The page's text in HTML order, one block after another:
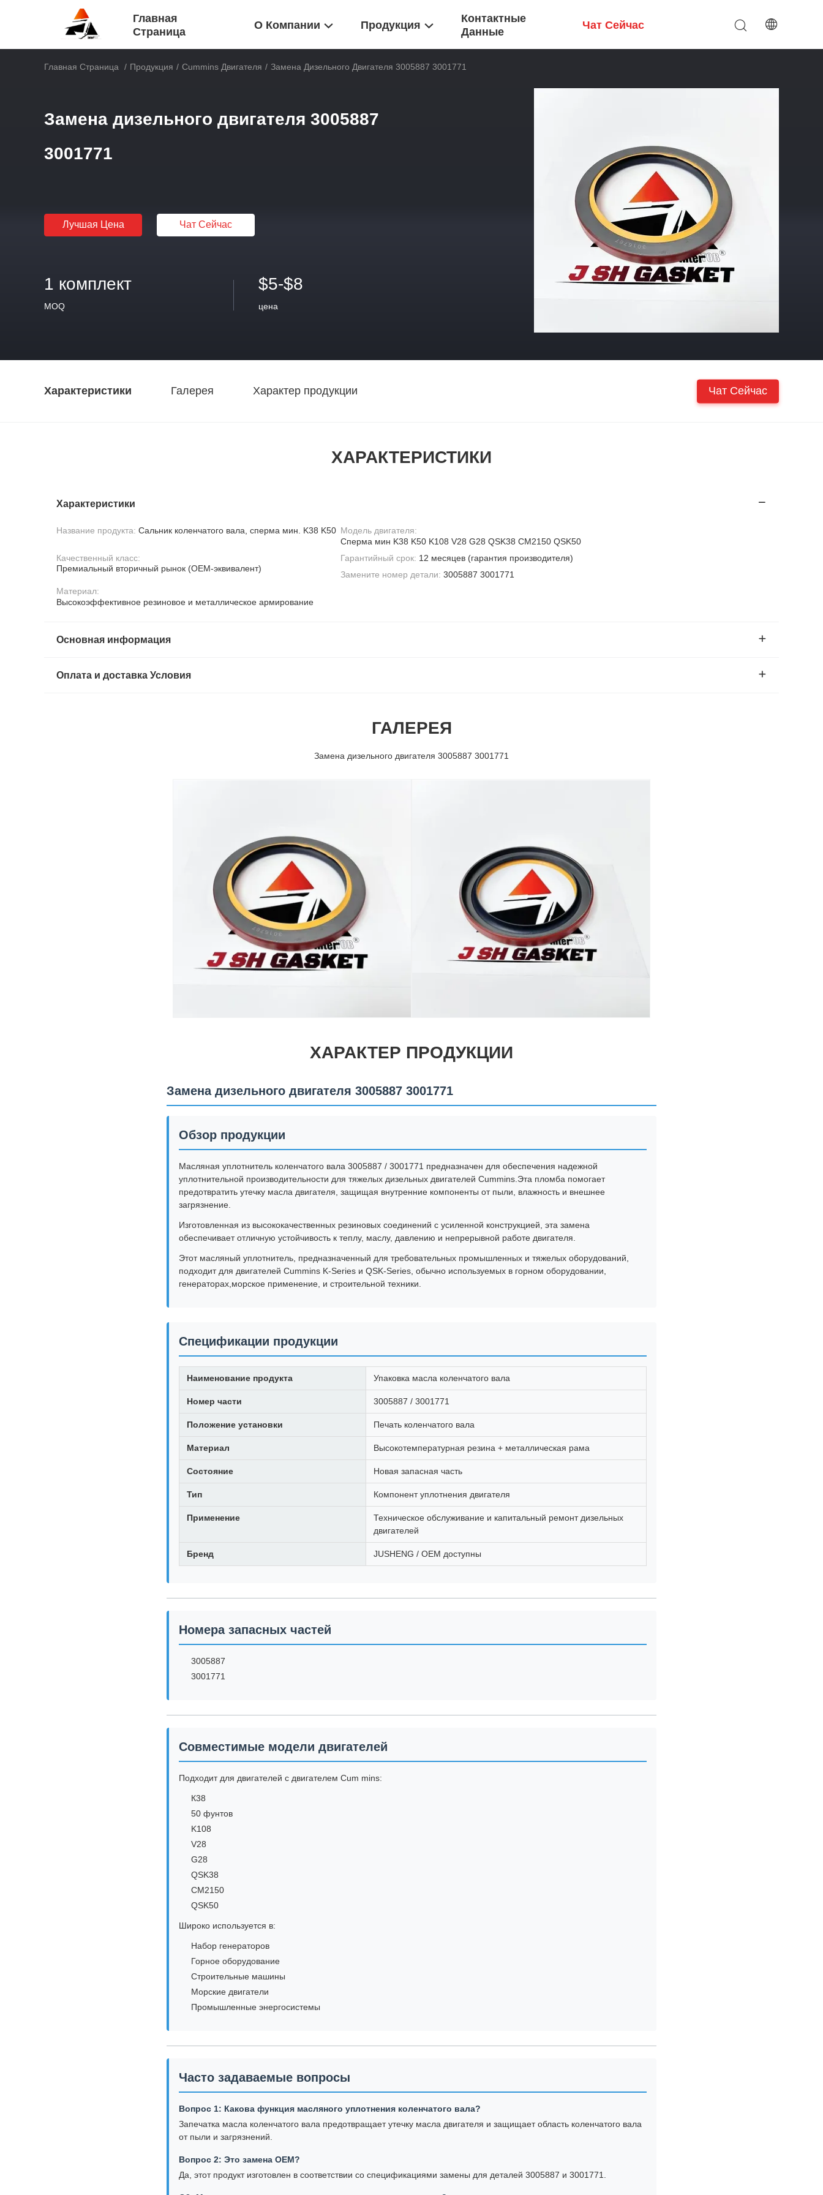
Главная
Страница
О Компании Продукция
Контактные
Данные
Чат Сейчас
Главная Страница / Продукция / Cummins Двигателя / Замена Дизельного Двигателя 3005887 3001771
Замена дизельного двигателя 3005887
3001771
Лучшая Цена Чат Сейчас
1 комплект
MOQ
$5-$8
цена
Характеристики Галерея Характер продукции Чат Сейчас
ХАРАКТЕРИСТИКИ
Характеристики
Название продукта: Сальник коленчатого вала, сперма мин. K38 K50 Модель двигателя:
Сперма мин K38 K50 K108 V28 G28 QSK38 CM2150 QSK50
Качественный класс:
Премиальный вторичный рынок (OEM-эквивалент)
Гарантийный срок: 12 месяцев (гарантия производителя)
Замените номер детали: 3005887 3001771
Материал:
Высокоэффективное резиновое и металлическое армирование
Основная информация
Оплата и доставка Условия
ГАЛЕРЕЯ
Замена дизельного двигателя 3005887 3001771
ХАРАКТЕР ПРОДУКЦИИ
Замена дизельного двигателя 3005887 3001771
Обзор продукции
Масляная уплотнитель коленчатого вала 3005887 / 3001771 предназначен для обеспечения надежной
уплотнительной производительности для тяжелых дизельных двигателей Cummins.Эта пломба помогает
предотвратить утечку масла двигателя, защищая внутренние компоненты от пыли, влажность и внешнее
загрязнение.
Изготовленная из высококачественных резиновых соединений с усиленной конструкцией, эта замена
обеспечивает отличную устойчивость к теплу, маслу, давлению и непрерывной работе двигателя.
Этот масляный уплотнитель, предназначенный для требовательных промышленных и тяжелых оборудований,
подходит для двигателей Cummins K-Series и QSK-Series, обычно используемых в горном оборудовании,
генераторах,морское применение, и строительной техники.
Спецификации продукции
Наименование продукта Упаковка масла коленчатого вала
Номер части 3005887 / 3001771
Положение установки Печать коленчатого вала
Материал Высокотемпературная резина + металлическая рама
Состояние Новая запасная часть
Тип Компонент уплотнения двигателя
Применение
Техническое обслуживание и капитальный ремонт дизельных
двигателей
Бренд JUSHENG / OEM доступны
Номера запасных частей
3005887
3001771
Совместимые модели двигателей
Подходит для двигателей с двигателем Cum mins:
К38
50 фунтов
K108
V28
G28
QSK38
CM2150
QSK50
Широко используется в:
Набор генераторов
Горное оборудование
Строительные машины
Морские двигатели
Промышленные энергосистемы
Часто задаваемые вопросы
Вопрос 1: Какова функция масляного уплотнения коленчатого вала?
Запечатка масла коленчатого вала предотвращает утечку масла двигателя и защищает область коленчатого вала
от пыли и загрязнений.
Вопрос 2: Это замена OEM?
Да, этот продукт изготовлен в соответствии со спецификациями замены для деталей 3005887 и 3001771.